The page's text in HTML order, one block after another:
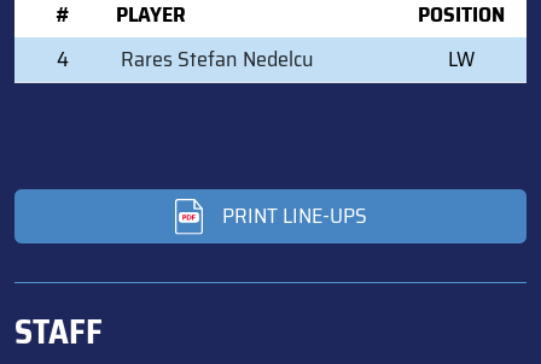
#
PLAYER
POSITION
4
Rares Stefan Nedelcu LW
PRINT LINE-UPS
STAFF